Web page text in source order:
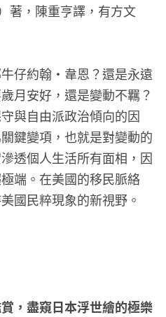
著，陳重亨譯，有方文
仔約翰·韋恩？還是永遠
月安好，還是變動不羈？
與自由派政治傾向的因
鍵變項，也就是對變動的
透個人生活所有面相，因
端。在美國的移民脈絡
國民粹現象的新視野。
，盡窺日本浮世繪的極樂